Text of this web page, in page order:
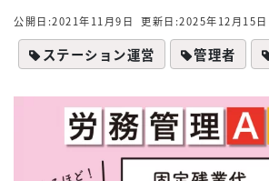
公開日:2021年11月9日 更新日:2025年12月15日
ステーション運営 管理者